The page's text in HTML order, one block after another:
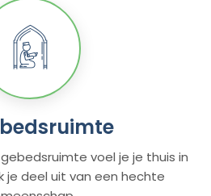
voel je je thuis in
je deel uit van een hechte